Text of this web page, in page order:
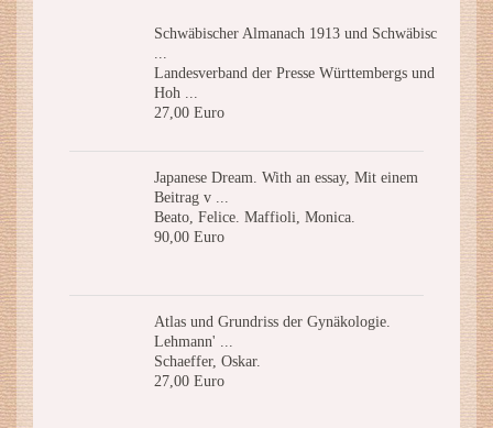
Schwäbischer Almanach 1913 und Schwäbisc
...
Landesverband der Presse Württembergs und
Hoh ...
27,00 Euro
Japanese Dream. With an essay, Mit einem
Beitrag v ...
Beato, Felice. Maffioli, Monica.
90,00 Euro
Atlas und Grundriss der Gynäkologie.
Lehmann' ...
Schaeffer, Oskar.
27,00 Euro